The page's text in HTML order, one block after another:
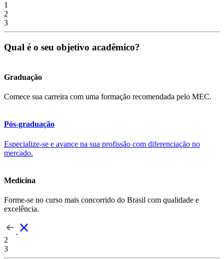
1
2
3
Qual é o seu objetivo acadêmico?
Graduação
Comece sua carreira com uma formação recomendada pelo MEC.
Pós-graduação
Especialize-se e avance na sua profissão com diferenciação no
mercado.
Medicina
Forme-se no curso mais concorrido do Brasil com qualidade e
excelência.
2
3